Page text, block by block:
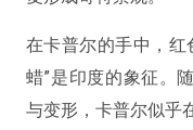
在卡普尔的手中，红
蜡”是印度的象征。
与变形，卡普尔似乎